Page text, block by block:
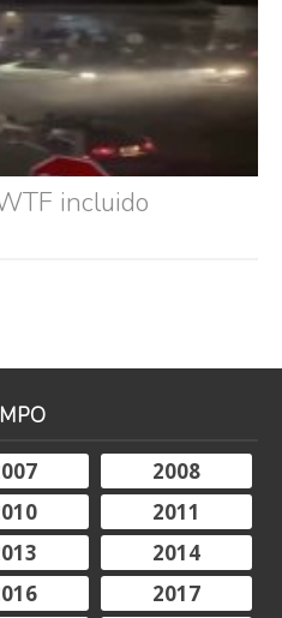
incluido
2008
2011
2014
2017